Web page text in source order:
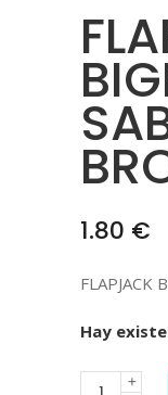
1.80 €
FLAPJACK
Hay